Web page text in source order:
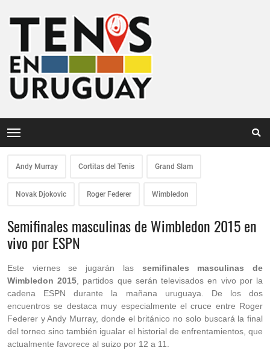
Andy Murray Cortitas del Tenis Grand Slam
Novak Djokovic Roger Federer Wimbledon
Semifinales masculinas de Wimbledon 2015 en
vivo por ESPN
Este viernes se jugarán las semifinales masculinas de
Wimbledon 2015 , partidos que serán televisados en vivo por la
cadena ESPN durante la mañana uruguaya. De los dos
encuentros se destaca muy especialmente el cruce entre Roger
Federer y Andy Murray, donde el británico no solo buscará la final
del torneo sino también igualar el historial de enfrentamientos, que
actualmente favorece al suizo por 12 a 11.